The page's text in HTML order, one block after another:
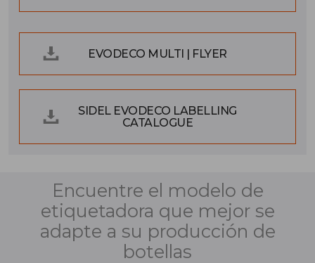
EVODECO MULTI | FLYER
SIDEL EVODECO LABELLING
CATALOGUE
Encuentre el modelo de
etiquetadora que mejor se
adapte a su producción de
botellas